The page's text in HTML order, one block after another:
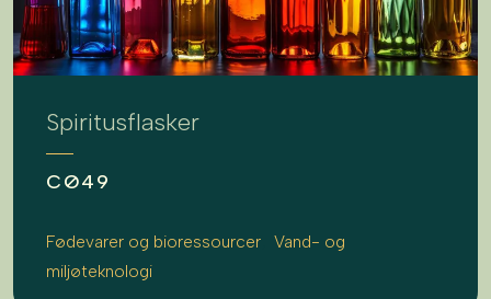
Spiritusflasker
CØ49
Fødevarer og bioressourcer
Vand- og
miljøteknologi